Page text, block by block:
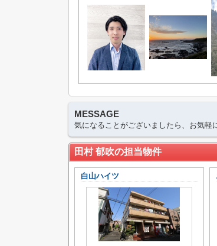
MESSAGE
気になることがございましたら、お気軽
田村 郁吹の担当物件
白山ハイツ